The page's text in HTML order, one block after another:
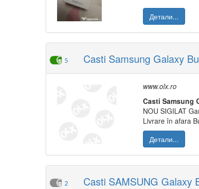
Детали...
5 Casti Samsung Galaxy
www.olx.ro
Casti Samsung
NOU SIGILAT
Livrare în afara
Детали...
2 Casti SAMSUNG Galaxy